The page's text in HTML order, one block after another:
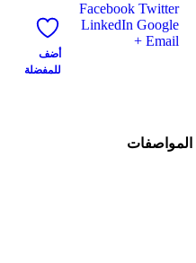
Facebook Twitter
LinkedIn Google
+ Email
أضف
للمفضلة
المواصفات